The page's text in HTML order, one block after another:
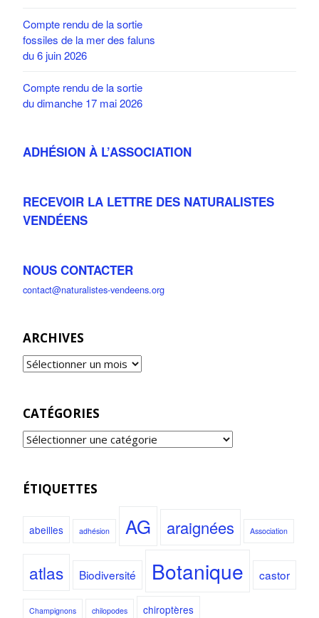
Compte rendu de la sortie
fossiles de la mer des faluns
du 6 juin 2026
Compte rendu de la sortie
du dimanche 17 mai 2026
ADHÉSION À L’ASSOCIATION
RECEVOIR LA LETTRE DES NATURALISTES
VENDÉENS
NOUS CONTACTER
contact@naturalistes-vendeens.org
ARCHIVES
CATÉGORIES
ÉTIQUETTES
abeilles adhésion AG araignées Association
atlas Biodiversité Botanique castor
Champignons chilopodes chiroptères